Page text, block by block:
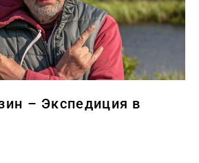
– Экспедиция в